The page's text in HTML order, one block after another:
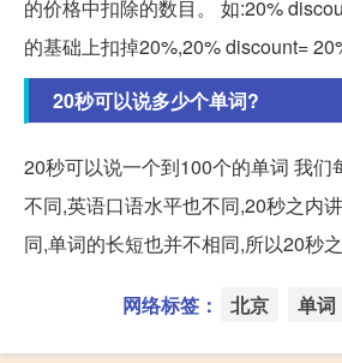
的价格中扣除的数目。 如:20%
的基础上扣掉20%,20% discount=
20秒可以说多少个单词?
20秒可以说一个到100个的单词 我们
不同,英语口语水平也不同,20秒之内
同,单词的长短也并不相同,所以20秒之
网络标签： 北京 单词